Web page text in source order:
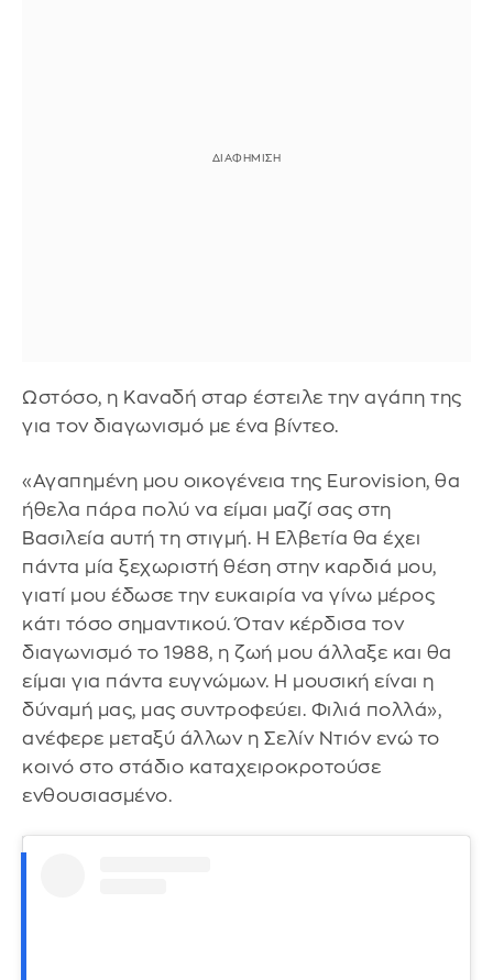
Ωστόσο, η Καναδή σταρ έστειλε την αγάπη της
για τον διαγωνισμό με ένα βίντεο.
«Αγαπημένη μου οικογένεια της Eurovision, θα
ήθελα πάρα πολύ να είμαι μαζί σας στη
Βασιλεία αυτή τη στιγμή. Η Ελβετία θα έχει
πάντα μία ξεχωριστή θέση στην καρδιά μου,
γιατί μου έδωσε την ευκαιρία να γίνω μέρος
κάτι τόσο σημαντικού. Όταν κέρδισα τον
διαγωνισμό το 1988, η ζωή μου άλλαξε και θα
είμαι για πάντα ευγνώμων. Η μουσική είναι η
δύναμή μας, μας συντροφεύει. Φιλιά πολλά»,
ανέφερε μεταξύ άλλων η Σελίν Ντιόν ενώ το
κοινό στο στάδιο καταχειροκροτούσε
ενθουσιασμένο.